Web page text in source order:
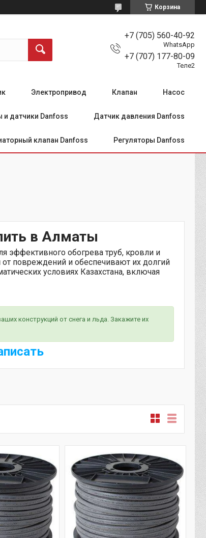
Корзина
+7 (705) 560-40-92
WhatsApp
+7 (707) 177-80-09
Теле2
Электропривод Клапан Насос
и датчики Danfoss Датчик давления Danfoss
клапан Danfoss Регуляторы Danfoss
в Алматы
эффективного обогрева труб, кровли и
повреждений и обеспечивают их долгий
условиях Казахстана, включая
конструкций от снега и льда. Закажите их